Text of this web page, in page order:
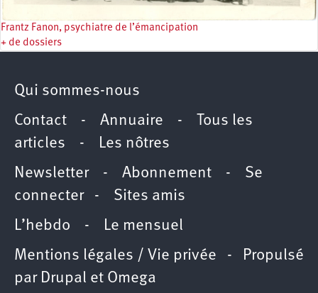
Frantz Fanon, psychiatre de l’émancipation
+ de dossiers
Qui sommes-nous
Contact - Annuaire -
Tous les
articles - Les nôtres
Newsletter- Abonnement - Se
connecter- Sites amis
L’hebdo - Le mensuel
Mentions légales / Vie privée - Propulsé
par Drupal et Omega